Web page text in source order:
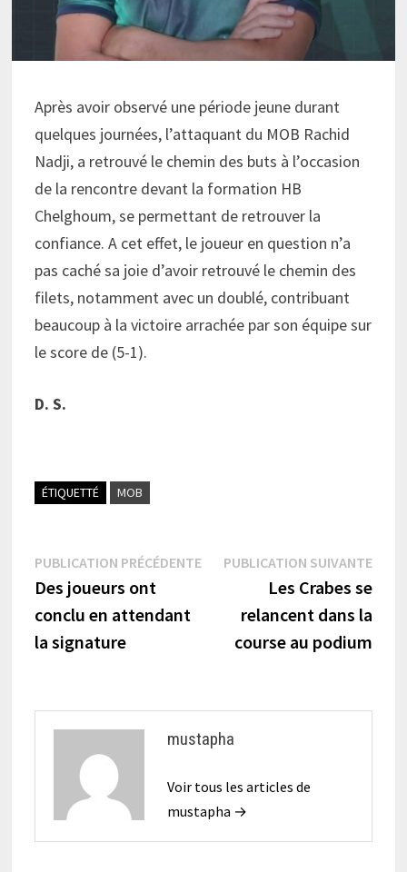
Après avoir observé une période jeune durant
quelques journées, l’attaquant du MOB Rachid
Nadji, a retrouvé le chemin des buts à l’occasion
de la rencontre devant la formation HB
Chelghoum, se permettant de retrouver la
confiance. A cet effet, le joueur en question n’a
pas caché sa joie d’avoir retrouvé le chemin des
filets, notamment avec un doublé, contribuant
beaucoup à la victoire arrachée par son équipe sur
le score de (5-1).
D. S.
ÉTIQUETTÉ MOB
Navigation
de
l’article
PUBLICATION PRÉCÉDENTEPublication
précédente :
Des joueurs ont
conclu en attendant
la signature
PUBLICATION SUIVANTE
Les Crabes se
relancent dans la
course au podium
mustapha
Voir tous les articles de
mustapha →